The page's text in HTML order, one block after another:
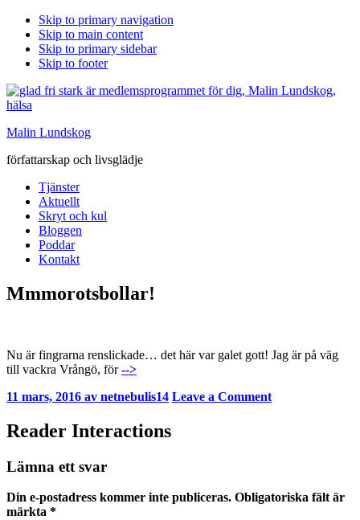
Skip to primary navigation
Skip to main content
Skip to primary sidebar
Skip to footer
Malin Lundskog
författarskap och livsglädje
Tjänster
Aktuellt
Skryt och kul
Bloggen
Poddar
Kontakt
Mmmorotsbollar!
Nu är fingrarna renslickade… det här var galet gott! Jag är på väg
till vackra Vrångö, för-->
11 mars, 2016 av netnebulis14 Leave a Comment
Reader Interactions
Lämna ett svar
Din e-postadress kommer inte publiceras. Obligatoriska fält är
märkta *